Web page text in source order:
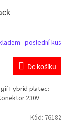
- poslední kus
Do košíku
Hybrid plated:
230V
Kód: 76182